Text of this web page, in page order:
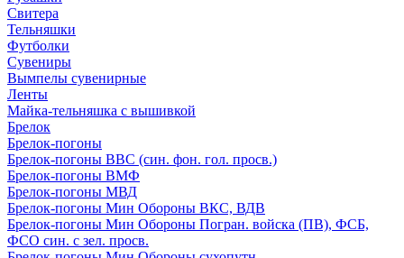
Свитера
Тельняшки
Футболки
Сувениры
Вымпелы сувенирные
Ленты
Майка-тельняшка с вышивкой
Брелок
Брелок-погоны
Брелок-погоны ВВС (син. фон. гол. просв.)
Брелок-погоны ВМФ
Брелок-погоны МВД
Брелок-погоны Мин Обороны ВКС, ВДВ
Брелок-погоны Мин Обороны Погран. войска (ПВ), ФСБ,
ФСО син. с зел. просв.